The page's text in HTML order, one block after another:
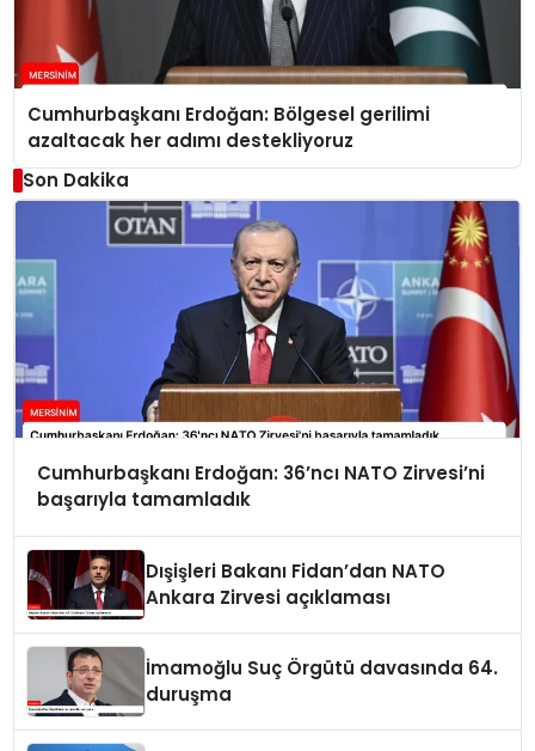
Cumhurbaşkanı Erdoğan: Bölgesel gerilimi
azaltacak her adımı destekliyoruz
Son Dakika
Cumhurbaşkanı Erdoğan: 36’ncı NATO Zirvesi’ni
başarıyla tamamladık
Dışişleri Bakanı Fidan’dan NATO
Ankara Zirvesi açıklaması
İmamoğlu Suç Örgütü davasında 64.
duruşma